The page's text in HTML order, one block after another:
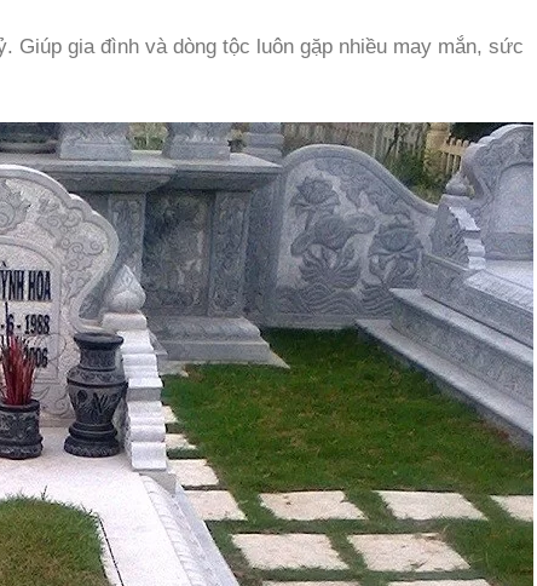
Giúp gia đình và dòng tộc luôn gặp nhiều may mắn, sức